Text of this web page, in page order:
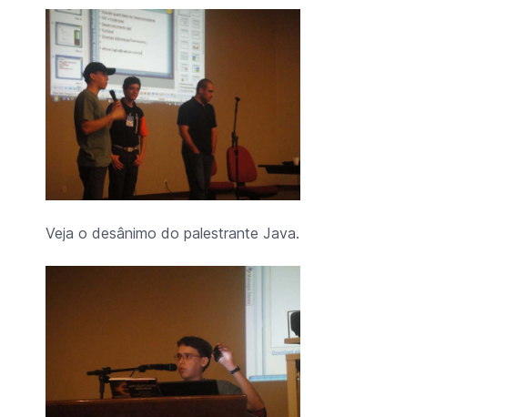
Veja o desânimo do palestrante Java.